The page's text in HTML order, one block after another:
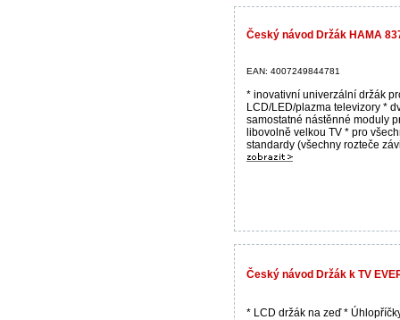
Český návod Držák HAMA
EAN: 4007249844781
* inovativní univerzální držák
LCD/LED/plazma televizory *
samostatné nástěnné moduly
libovolně velkou TV * pro
standardy (všechny rozteče
Český návod Držák k TV
* LCD držák na zeď *